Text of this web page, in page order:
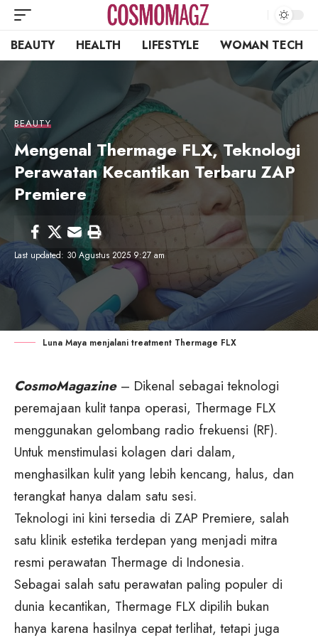
BEAUTY HEALTH LIFESTYLE WOMAN TECH
BEAUTY
Mengenal Thermage FLX, Teknologi
Perawatan Kecantikan Terbaru ZAP
Premiere
Last updated: 30 Agustus 2025 9:27 am
Luna Maya menjalani treatment Thermage FLX
CosmoMagazine– Dikenal sebagai teknologi
peremajaan kulit tanpa operasi, Thermage FLX
menggunakan gelombang radio frekuensi (RF).
Untuk menstimulasi kolagen dari dalam,
menghasilkan kulit yang lebih kencang, halus, dan
terangkat hanya dalam satu sesi.
Teknologi ini kini tersedia di ZAP Premiere, salah
satu klinik estetika terdepan yang menjadi mitra
resmi perawatan Thermage di Indonesia.
Sebagai salah satu perawatan paling populer di
dunia kecantikan, Thermage FLX dipilih bukan
hanya karena hasilnya cepat terlihat, tetapi juga